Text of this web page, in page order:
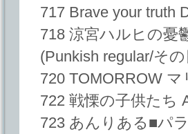
717 Brave your truth
718 涼宮ハルヒの憂
(Punkish regular/そ
720 TOMORROW
722 戦慄の子供たち
723 あんりある■パ